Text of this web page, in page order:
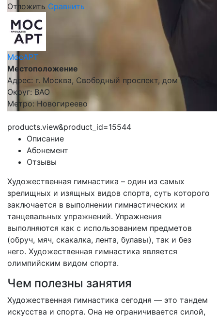
Отложить Сравнить
МосАРТ
Местоположение
Адрес: г. Москва, Свободный проспект, дом 19
Округ: ВАО
Метро: Новогиреево
products.view&product_id=15544
Описание
Абонемент
Отзывы
Художественная гимнастика – один из самых
зрелищных и изящных видов спорта, суть которого
заключается в выполнении гимнастических и
танцевальных упражнений. Упражнения
выполняются как с использованием предметов
(обруч, мяч, скакалка, лента, булавы), так и без
него. Художественная гимнастика является
олимпийским видом спорта.
Чем полезны занятия
Художественная гимнастика сегодня — это тандем
искусства и спорта. Она не ограничивается силой,